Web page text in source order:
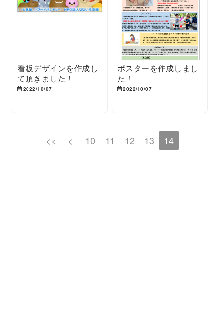
看板デザインを作成し
て頂きました！
2022/10/07
ポスターを作成しまし
た！
2022/10/07
<< < 10 11 12 13 14